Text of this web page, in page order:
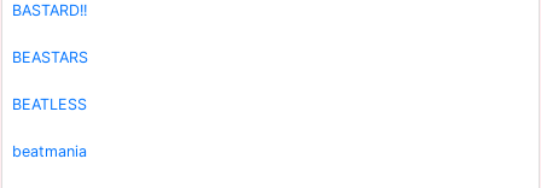
BASTARD!!
BEASTARS
BEATLESS
beatmania